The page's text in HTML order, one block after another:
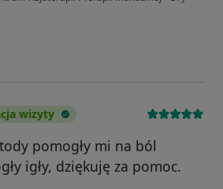
wizyty
pomogły mi na ból
igły, dziękuję za pomoc.